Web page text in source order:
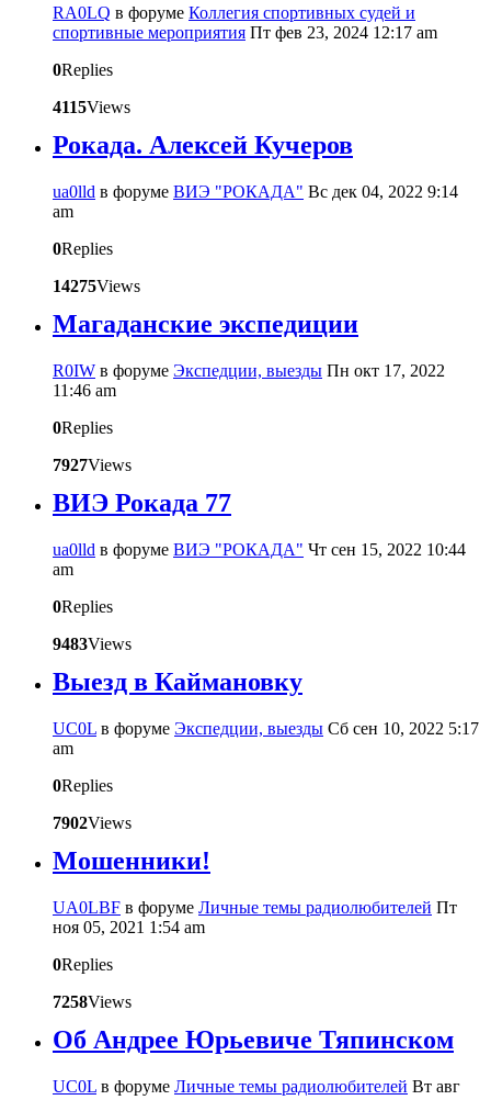
RA0LQ в форуме Коллегия спортивных судей и
спортивные мероприятия Пт фев 23, 2024 12:17 am
0Replies
4115Views
Рокада. Алексей Кучеров
ua0lld в форуме ВИЭ "РОКАДА" Вс дек 04, 2022 9:14
am
0Replies
14275Views
Магаданские экспедиции
R0IW в форуме Экспедции, выезды Пн окт 17, 2022
11:46 am
0Replies
7927Views
ВИЭ Рокада 77
ua0lld в форуме ВИЭ "РОКАДА" Чт сен 15, 2022 10:44
am
0Replies
9483Views
Выезд в Каймановку
UC0L в форуме Экспедции, выезды Сб сен 10, 2022 5:17
am
0Replies
7902Views
Мошенники!
UA0LBF в форуме Личные темы радиолюбителей Пт
ноя 05, 2021 1:54 am
0Replies
7258Views
Об Андрее Юрьевиче Тяпинском
UC0L в форуме Личные темы радиолюбителей Вт авг